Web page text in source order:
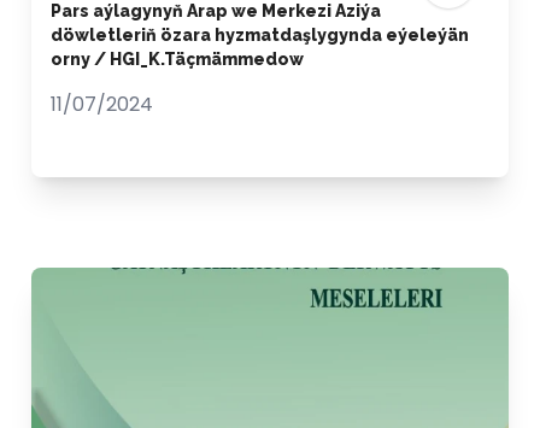
Pars aýlagynyň Arap we Merkezi Aziýa
döwletleriň özara hyzmatdaşlygynda eýeleýän
orny / HGI_K.Täçmämmedow
11/07/2024